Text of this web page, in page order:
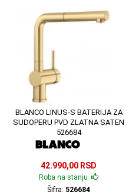
BLANCO LINUS-S BATERIJA ZA
SUDOPERU PVD ZLATNA SATEN
526684
42.990,00 RSD
Roba na stanju
Šifra: 526684